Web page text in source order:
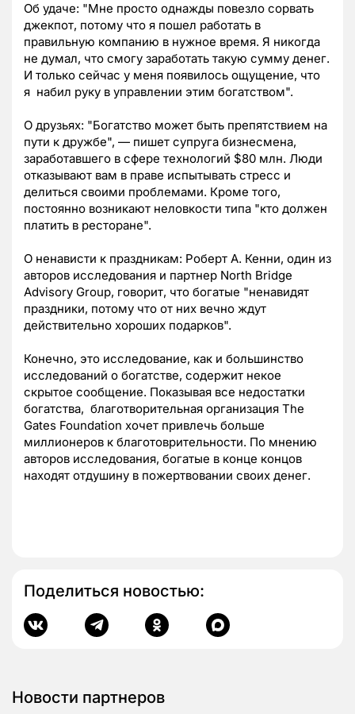
Об удаче: "Мне просто однажды повезло сорвать
джекпот, потому что я пошел работать в
правильную компанию в нужное время. Я никогда
не думал, что смогу заработать такую сумму денег.
И только сейчас у меня появилось ощущение, что
я набил руку в управлении этим богатством".
О друзьях: "Богатство может быть препятствием на
пути к дружбе", — пишет супруга бизнесмена,
заработавшего в сфере технологий $80 млн. Люди
отказывают вам в праве испытывать стресс и
делиться своими проблемами. Кроме того,
постоянно возникают неловкости типа "кто должен
платить в ресторане".
О ненависти к праздникам: Роберт А. Кенни, один из
авторов исследования и партнер North Bridge
Advisory Group, говорит, что богатые "ненавидят
праздники, потому что от них вечно ждут
действительно хороших подарков".
Конечно, это исследование, как и большинство
исследований о богатстве, содержит некое
скрытое сообщение. Показывая все недостатки
богатства, благотворительная организация The
Gates Foundation хочет привлечь больше
миллионеров к благотоврительности. По мнению
авторов исследования, богатые в конце концов
находят отдушину в пожертвовании своих денег.
Поделиться новостью:
Новости партнеров